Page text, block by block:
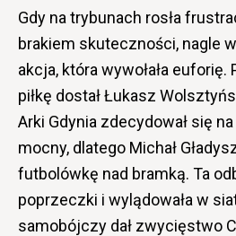
Gdy na trybunach rosła
brakiem skuteczności, nagle
akcja, która wywołała
piłkę dostał Łukasz
Arki Gdynia zdecydował się na
mocny, dlatego Michał
futbolówkę nad bramką. Ta
poprzeczki i wylądowała w
samobójczy dał zwycięstwo